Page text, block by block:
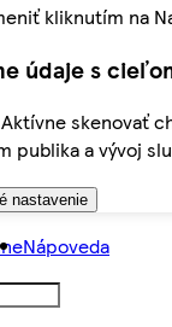
kliknutím na
údaje s
skenovať
publika a vývoj
nastavenie
Nápoveda